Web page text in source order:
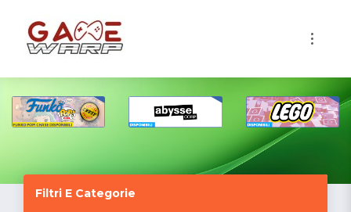
Filtri E Categorie